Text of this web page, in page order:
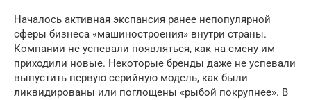
Началось активная экспансия ранее непопулярной
сферы бизнеса «машиностроения» внутри страны.
Компании не успевали появляться, как на смену им
приходили новые. Некоторые бренды даже не успевали
выпустить первую серийную модель, как были
ликвидированы или поглощены «рыбой покрупнее». В